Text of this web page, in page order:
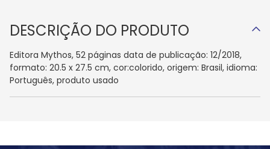
DESCRIÇÃO DO PRODUTO
Editora Mythos, 52 páginas data de publicação: 12/2018,
formato: 20.5 x 27.5 cm, cor:colorido, origem: Brasil, idioma:
Português, produto usado